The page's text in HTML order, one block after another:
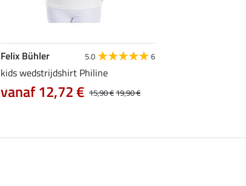
Felix Bühler 5.0 6
kids wedstrijdshirt Philine
15,90 €19,90 €
vanaf 12,72 €